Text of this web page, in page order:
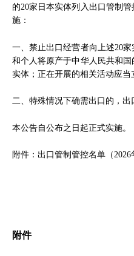
的20家日本实体列入出口管制
施：
一、禁止出口经营者向上述20
和个人将原产于中华人民共和
实体；正在开展的相关活动应当
二、特殊情况下确需出口的，出
本公告自公布之日起正式实施。
附件：出口管制管控名单（2026
附件